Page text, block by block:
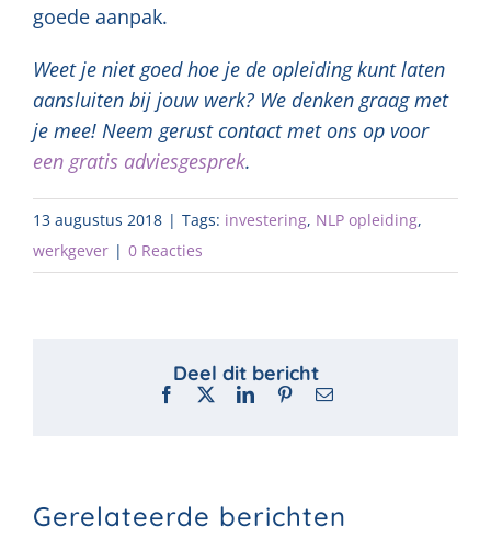
goede aanpak.
Weet je niet goed hoe je de opleiding kunt laten
aansluiten bij jouw werk? We denken graag met
je mee! Neem gerust contact met ons op voor
een gratis adviesgesprek.
13 augustus 2018 | Tags: investering, NLP opleiding,
werkgever | 0 Reacties
Facebook LinkedInPinterest
E-
Gerelateerde berichten